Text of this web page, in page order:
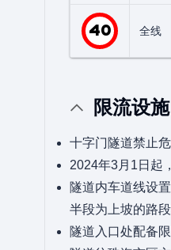
40 全线
限流设施
十字门隧道禁止
2024年3月1日起
隧道内车道线设
半段为上坡的路
隧道入口处配备